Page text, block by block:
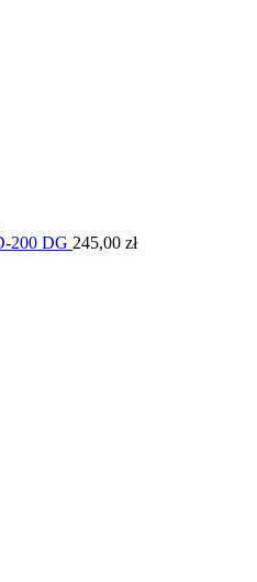
200 DG 245,00 zł